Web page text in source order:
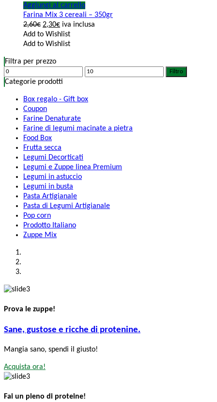
Aggiungi al carrello
Farina Mix 3 cereali – 350gr
2,60€ 2,30€ iva inclusa
Add to Wishlist
Add to Wishlist
Filtra per prezzo
Filtro
Categorie prodotti
Box regalo - Gift box
Coupon
Farine Denaturate
Farine di legumi macinate a pietra
Food Box
Frutta secca
Legumi Decorticati
Legumi e Zuppe linea Premium
Legumi in astuccio
Legumi in busta
Pasta Artigianale
Pasta di Legumi Artigianale
Pop corn
Prodotto Italiano
Zuppe Mix
Prova le zuppe!
Sane, gustose e ricche di protenine.
Mangia sano, spendi il giusto!
Acquista ora!
Fai un pieno di proteine!